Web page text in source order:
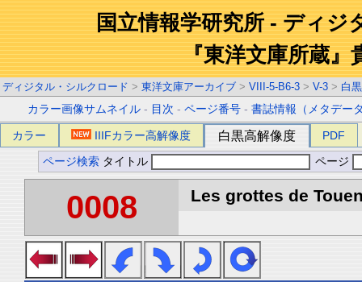
国立情報学研究所 - ディジ
『東洋文庫所蔵』
ディジタル・シルクロード > 東洋文庫アーカイブ > VIII-5-B6-3 > V-3 > 白
カラー画像サムネイル - 目次 -ページ番号 -書誌情報（メタデー
カラー IIIFカラー高解像度 白黒高解像度 PDF
ページ検索 タイトル ページ
0008 Les grottes de